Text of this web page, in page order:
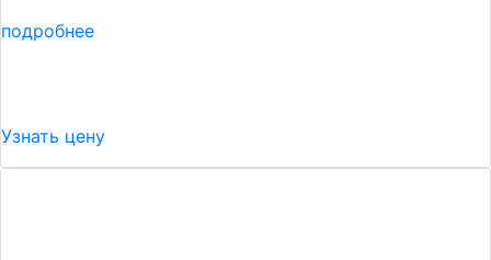
подробнее
Узнать цену